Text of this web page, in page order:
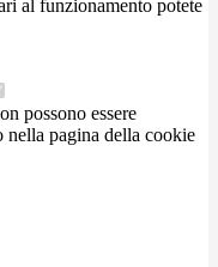
al funzionamento potete
possono essere
nella pagina della cookie